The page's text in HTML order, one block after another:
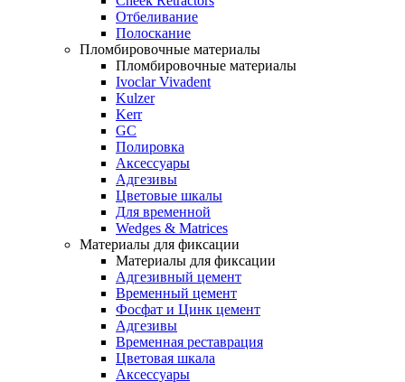
Отбеливание
Полоскание
Пломбировочные материалы
Пломбировочные материалы
Ivoclar Vivadent
Kulzer
Kerr
GC
Полировка
Аксессуары
Адгезивы
Цветовые шкалы
Для временной
Wedges & Matrices
Материалы для фиксации
Материалы для фиксации
Адгезивный цемент
Временный цемент
Фосфат и Цинк цемент
Адгезивы
Временная реставрация
Цветовая шкала
Аксессуары